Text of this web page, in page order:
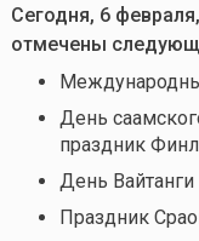
Сегодня, 6
отмечены
День
праздник
День
Праздник